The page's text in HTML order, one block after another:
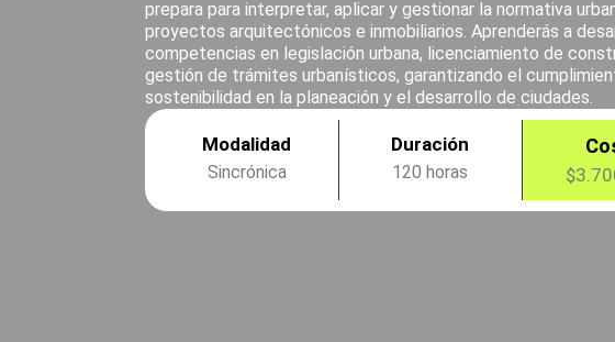
prepara para interpretar, aplicar y gestionar la normativa
proyectos arquitectónicos e inmobiliarios. Aprenderás a
competencias en legislación urbana, licenciamiento de
gestión de trámites urbanísticos, garantizando el
sostenibilidad en la planeación y el desarrollo de ciudades.
Modalidad
Sincrónica
Duración
120 horas